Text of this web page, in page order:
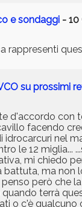
e sondaggi - 10
rappresenti
su prossimi
d'accordo con
facendo
nel
le 12 miglia...
mi chiedo
ma non
però che
quando terrà
o c'è qualcuno